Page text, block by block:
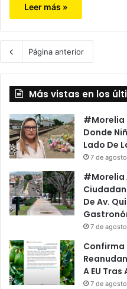
Leer más »
Página anterior
Más vistas en los
#Morelia
Donde
Lado De
7 de
#Morelia
De Av.
7 de
Confirma
A EU
7 de